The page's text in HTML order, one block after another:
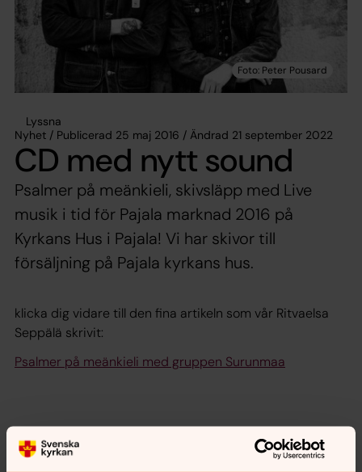
Lyssna
Nyhet / Publicerad 25 maj 2016 / Ändrad 21 september 2022
CD med nytt sound
Psalmer på meänkieli, skivsläpp med Live
musik i tid för Pajala marknad 2016 på
Kyrkans Hus i Pajala! Vi har skivor till
försäljning på Pajala kyrkans hus.
klicka dig vidare till den fina artikeln som vår Ritvaelsa
Seppälä skrivit:
Psalmer på meänkieli med gruppen Surunmaa
Synpunkter eller frågor på sidans
innehåll?